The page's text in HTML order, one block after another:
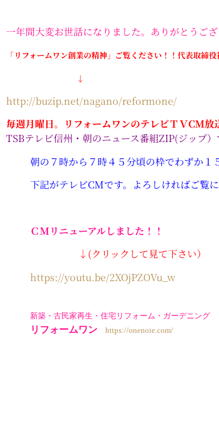
一年間大変お世話になりました。ありがとうござ
「リフォームワン創業の精神」ご覧ください！！代表取締
↓
http://buzip.net/nagano/reformone/
毎週月曜日。リフォームワンのテレビＴＶCM放
TSBテレビ信州・朝のニュース番組ZIP(ジップ）
朝の７時から７時４５分頃の枠でわずか１
下記がテレビCMです。よろしければご覧に
ＣＭリニューアルしました！！
↓(クリックして見て下さい）
https://youtu.be/2XOjPZOVu_w
新築・古民家再生・住宅リフォーム・ガーデニング
リフォームワン https://onenoie.com/